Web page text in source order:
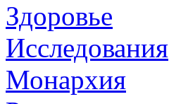
Здоровье
Исследования
Монархия